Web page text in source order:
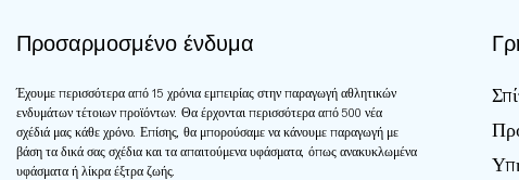
Προσαρμοσμένο ένδυμα
Έχουμε περισσότερα από 15 χρόνια εμπειρίας στην παραγωγή αθλητικών
ενδυμάτων τέτοιων προϊόντων. Θα έρχονται περισσότερα από 500 νέα
σχέδιά μας κάθε χρόνο. Επίσης, θα μπορούσαμε να κάνουμε παραγωγή με
βάση τα δικά σας σχέδια και τα απαιτούμενα υφάσματα, όπως ανακυκλωμένα
υφάσματα ή λίκρα έξτρα ζωής.